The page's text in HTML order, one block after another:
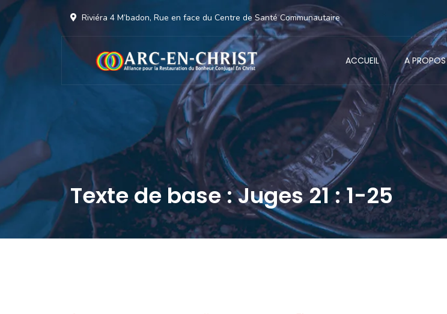
Riviéra 4 M’badon, Rue en face du Centre de Santé Communautaire
ACCUEIL A PROPOS
Texte de base : Juges 21 : 1-25